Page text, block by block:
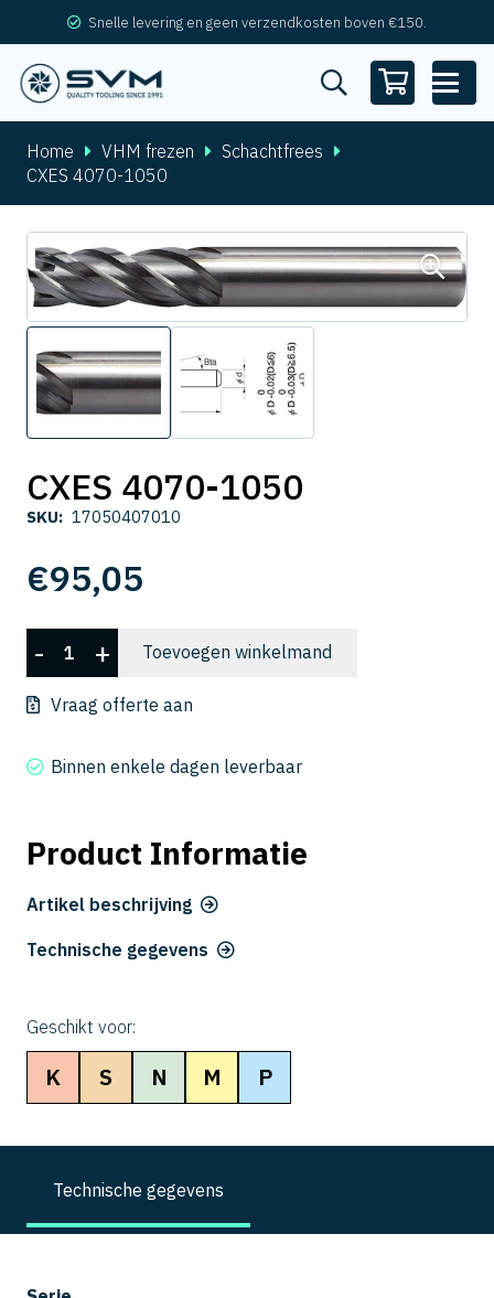
Snelle levering en geen verzendkosten boven €150.
Home VHM frezen
Schachtfrees
CXES 4070-1050
CXES 4070-1050
SKU: 17050407010
€95,05
CXES
4070-
1050
- + Toevoegen winkelmand
Vraag offerte aan
Binnen enkele dagen leverbaar
Product Informatie
Artikel beschrijving
Technische gegevens
Geschikt voor:
K S N M P
Technische gegevens